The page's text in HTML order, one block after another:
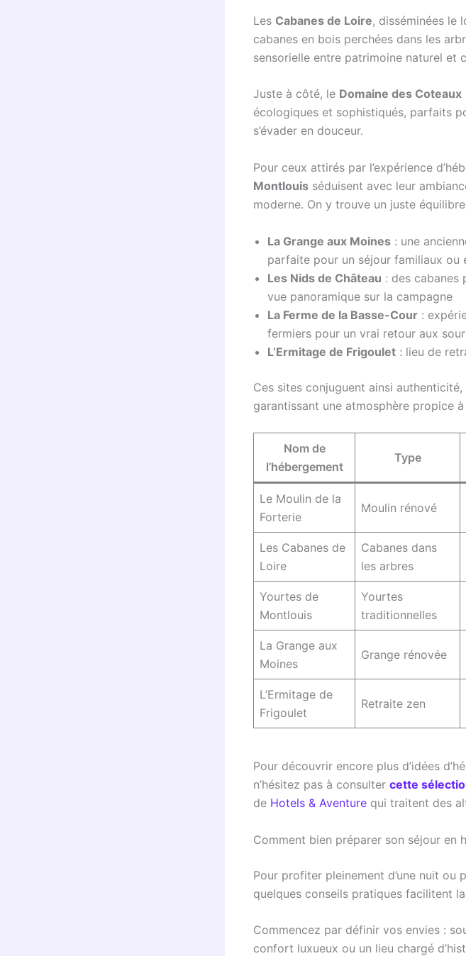
Les Cabanes de Loire, disséminées le
cabanes en bois perchées dans les
sensorielle entre patrimoine naturel et
Juste à côté, le Domaine des Coteaux
écologiques et sophistiqués, parfaits
s’évader en douceur.
Pour ceux attirés par l’expérience
Montlouis séduisent avec leur
moderne. On y trouve un juste
La Grange aux Moines : une
parfaite pour un séjour familiaux ou
Les Nids de Château : des cabanes
vue panoramique sur la campagne
La Ferme de la Basse-Cour :
fermiers pour un vrai retour aux
L’Ermitage de Frigoulet : lieu de
Ces sites conjuguent ainsi
garantissant une atmosphère propice
Nom de
l’hébergement
Type
Le Moulin de la
Forterie
Moulin rénové
Les Cabanes de
Loire
Cabanes dans
les arbres
Yourtes de
Montlouis
Yourtes
traditionnelles
La Grange aux
Moines
Grange rénovée
L’Ermitage de
Frigoulet
Retraite zen
Pour découvrir encore plus d’idées
n’hésitez pas à consulter cette
de Hotels & Aventure qui traitent des
Comment bien préparer son séjour en
Pour profiter pleinement d’une nuit ou
quelques conseils pratiques facilitent
Commencez par définir vos envies :
confort luxueux ou un lieu chargé